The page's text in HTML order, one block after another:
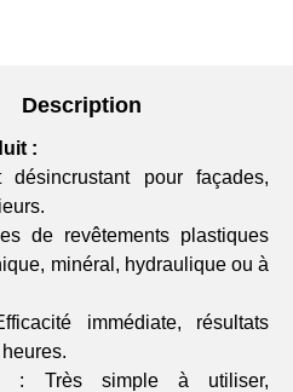
Description
:
pour façades,
de revêtements plastiques
minéral, hydraulique ou à
immédiate, résultats
: Très simple à utiliser,